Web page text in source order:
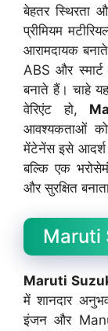
बेहतर स्थिरता
प्रीमियम
आरामदायक
ABS और स्मार्ट
बनाते हैं। चाहे
वेरिएंट हो,
आवश्यकताओं
मेंटेनेंस इसे आदर्श
बल्कि एक
और सुरक्षित
Maruti
Maruti
में शानदार
इंजन और